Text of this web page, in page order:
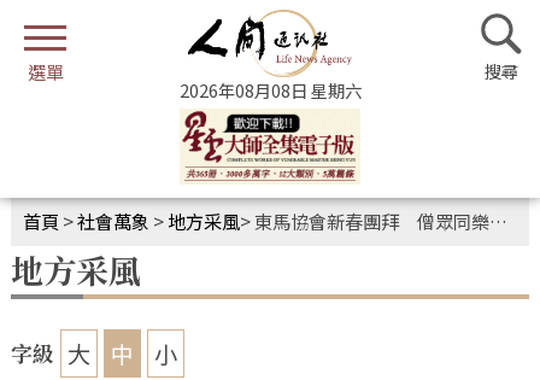
2026年08月08日 星期六
首頁 >社會萬象 >地方采風>東馬協會新春團拜 僧眾同樂祝福滿滿
地方采風
字級 大 中 小